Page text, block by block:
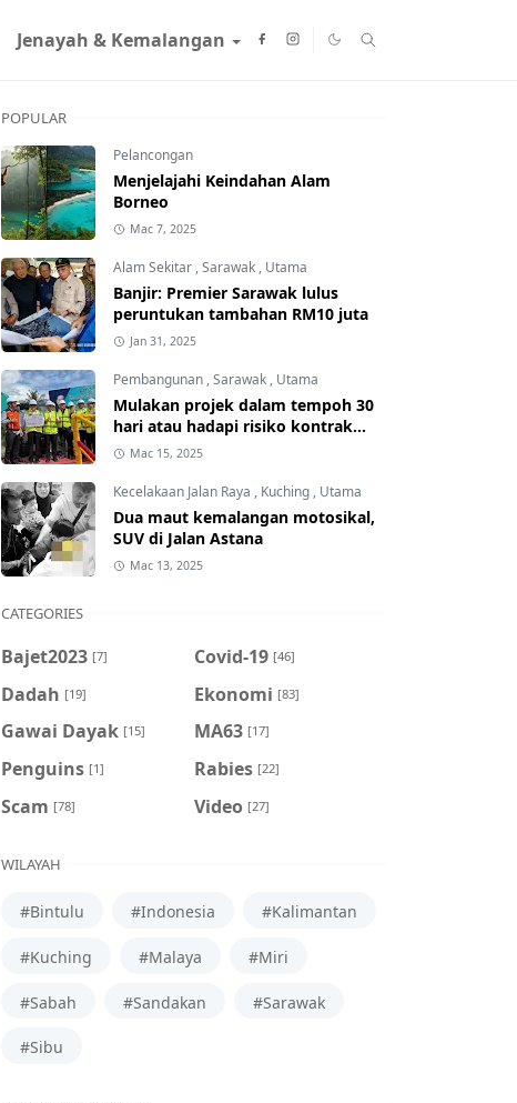
Jenayah & Kemalangan
POPULAR
Pelancongan
Menjelajahi Keindahan Alam
Borneo
Mac 7, 2025
Alam Sekitar ,Sarawak , Utama
Banjir: Premier Sarawak lulus
peruntukan tambahan RM10 juta
Jan 31, 2025
Pembangunan ,Sarawak , Utama
Mulakan projek dalam tempoh 30
hari atau hadapi risiko kontrak
ditamatkan
Mac 15, 2025
Kecelakaan Jalan Raya , Kuching , Utama
Dua maut kemalangan motosikal,
SUV di Jalan Astana
Mac 13, 2025
CATEGORIES
Bajet2023 [7] Covid-19 [46]
Dadah [19] Ekonomi [83]
Gawai Dayak [15] MA63 [17]
Penguins [1] Rabies [22]
Scam [78] Video [27]
WILAYAH
#Bintulu #Indonesia #Kalimantan
#Kuching #Malaya #Miri
#Sabah #Sandakan #Sarawak
#Sibu